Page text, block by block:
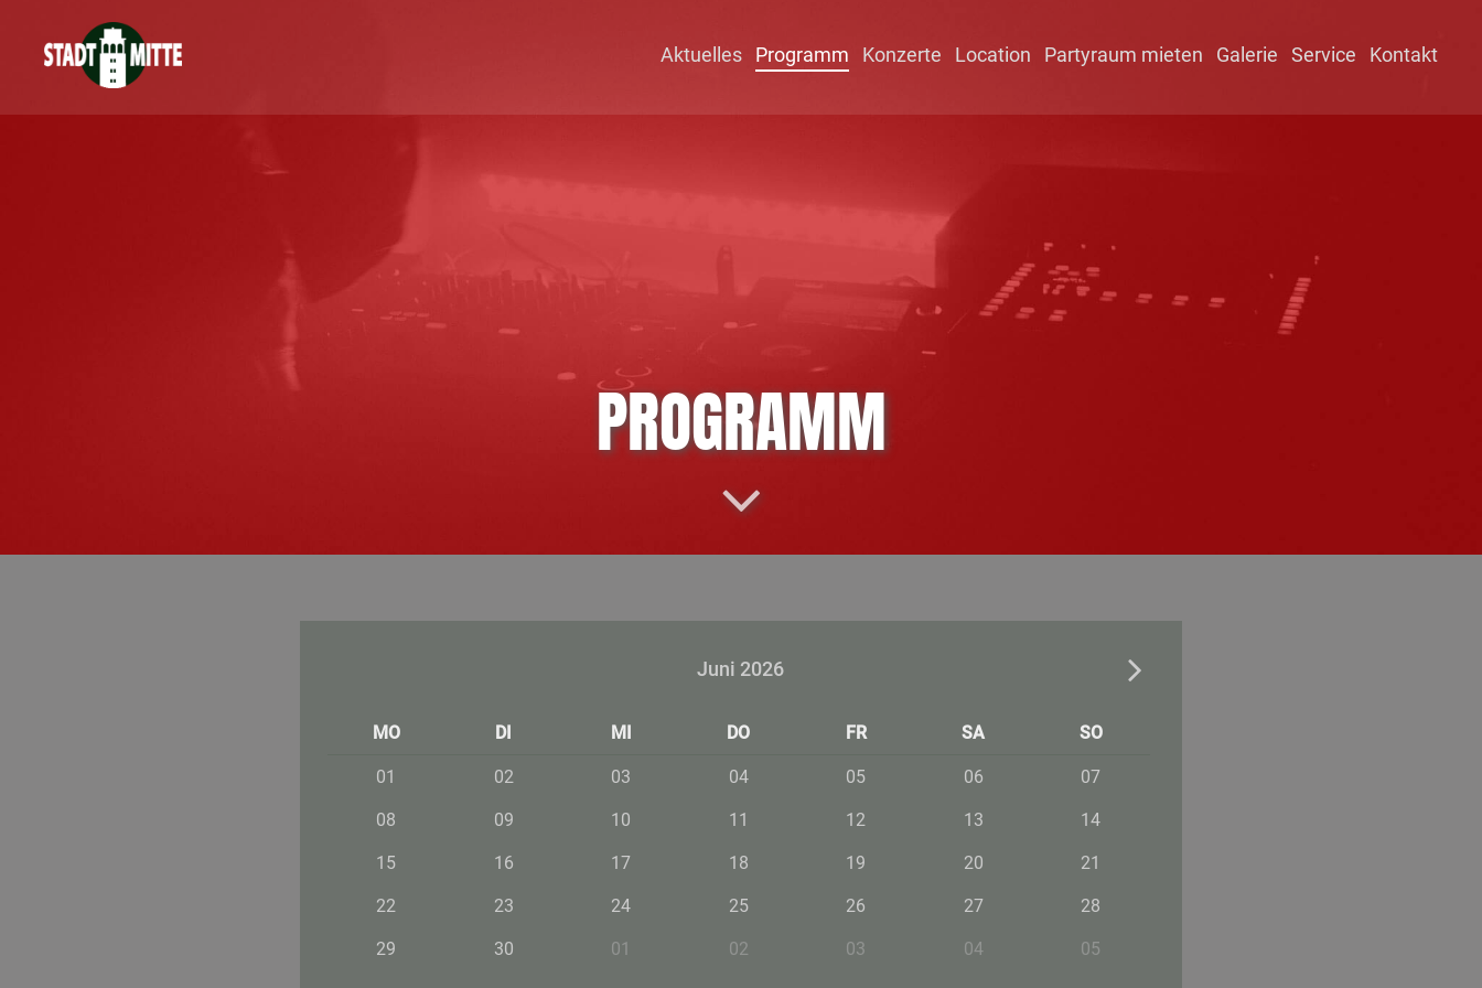
Aktuelles Programm Konzerte Location Partyraum mieten Galerie Service Kontakt
PROGRAMM
Juni 2026
MO DI MI DO FR SA SO
01 02 03 04 05 06 07
08 09 10 11 12 13 14
15 16 17 18 19 20 21
22 23 24 25 26 27 28
29 30 01 02 03 04 05